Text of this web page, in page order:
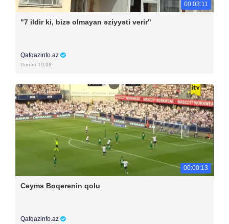
00:03:11
"7 ildir ki, bizə olmayan əziyyəti verir"
Qafqazinfo.az
Dünən 10:08
00:00:13
Ceyms Boqerenin qolu
Qafqazinfo.az